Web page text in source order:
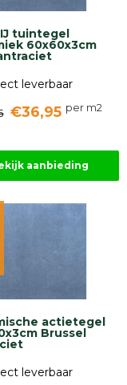
tuintegel
60x60x3cm
leverbaar
€36,95 per m2
aanbieding
actietegel
Brussel
leverbaar